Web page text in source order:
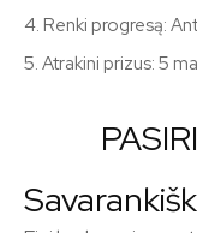
4. Renki progresą:
5. Atrakini prizus: 5